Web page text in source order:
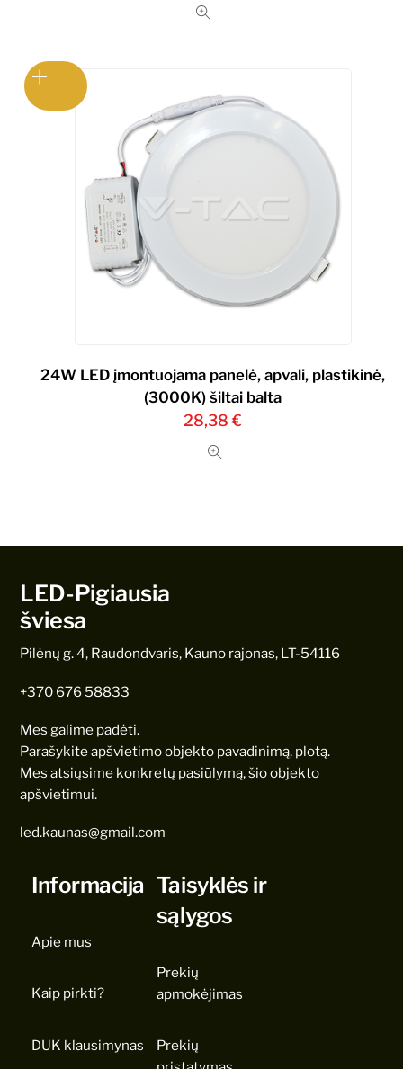
24W LED įmontuojama panelė, apvali, plastikinė,
(3000K) šiltai balta
28,38€
LED-Pigiausia
šviesa
Pilėnų g. 4, Raudondvaris, Kauno rajonas, LT-54116
+370 676 58833
Mes galime padėti.
Parašykite apšvietimo objekto pavadinimą, plotą.
Mes atsiųsime konkretų pasiūlymą, šio objekto
apšvietimui.
led.kaunas@gmail.com
Informacija
Apie mus
Kaip pirkti?
DUK klausimynas
Taisyklės ir
sąlygos
Prekių
apmokėjimas
Prekių